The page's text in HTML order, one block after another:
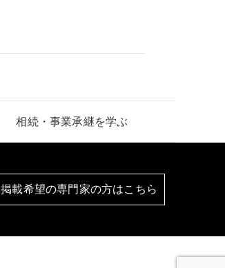
相続・事業承継を学ぶ
掲載希望の専門家の方はこちら